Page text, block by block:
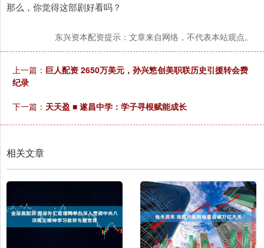
那么，你觉得这部剧好看吗？
东兴资本配资提示：文章来自网络，不代表本站观点。
上一篇： 巨人配资 2650万美元，孙兴慜创美职联历史引援转会费
纪录
下一篇： 天天盈 ■ 遂昌中学：学子寻根赋能成长
相关文章